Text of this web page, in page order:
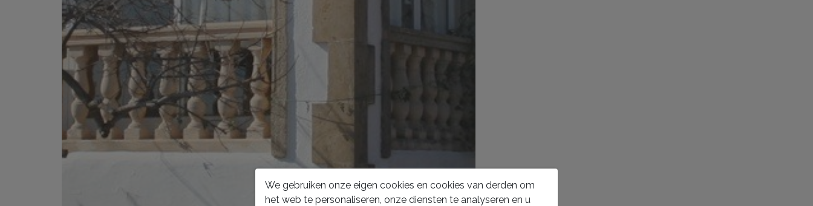
We gebruiken onze eigen cookies en cookies van derden om
het web te personaliseren, onze diensten te analyseren en u